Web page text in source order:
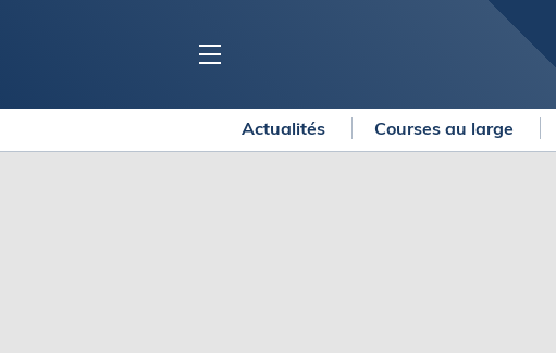
Actualités Courses au large